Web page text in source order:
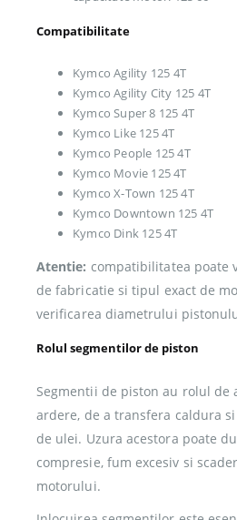
Compatibilitate
Kymco Agility 125 4T
Kymco Agility City 125 4T
Kymco Super 8 125 4T
Kymco Like 125 4T
Kymco People 125 4T
Kymco Movie 125 4T
Kymco X-Town 125 4T
Kymco Downtown 125 4T
Kymco Dink 125 4T
Atentie: compatibilitatea poate
de fabricatie si tipul exact de
verificarea diametrului
Rolul segmentilor de piston
Segmentii de piston au rolul de
ardere, de a transfera caldura
de ulei. Uzura acestora poate
compresie, fum excesiv si
motorului.